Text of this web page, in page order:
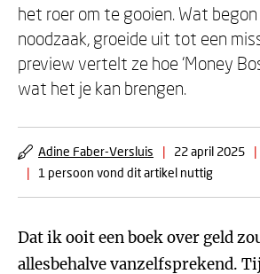
het roer om te gooien. Wat
noodzaak, groeide uit tot een
preview vertelt ze hoe ‘Money
wat het je kan brengen.
Adine Faber-Versluis | 22 april 2025 |
|
1 persoon vond dit artikel nuttig
Dat ik ooit een boek over geld
allesbehalve vanzelfsprekend.